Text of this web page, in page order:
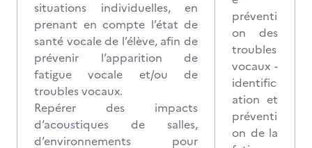
situations individuelles, en
prenant en compte l’état de
santé vocale de l’élève, afin de
prévenir l’apparition de
fatigue vocale et/ou de
troubles vocaux.
Repérer des impacts
d’acoustiques de salles,
d’environnements pour
préventi
on des
troubles
vocaux -
identific
ation et
préventi
on de la